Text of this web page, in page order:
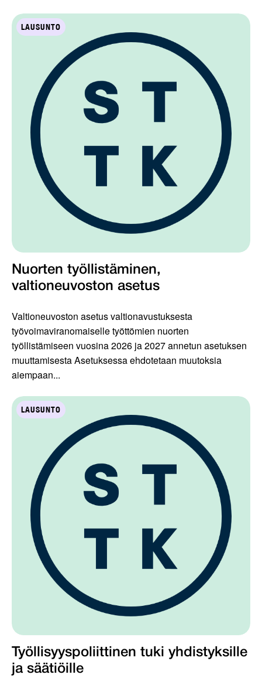
LAUSUNTO
Nuorten työllistäminen,
valtioneuvoston asetus
Valtioneuvoston asetus valtionavustuksesta
työvoimaviranomaiselle työttömien nuorten
työllistämiseen vuosina 2026 ja 2027 annetun asetuksen
muuttamisesta Asetuksessa ehdotetaan muutoksia
aiempaan...
LAUSUNTO
Työllisyyspoliittinen tuki yhdistyksille
ja säätiöille